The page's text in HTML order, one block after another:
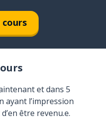
cours
et dans 5
ayant l’impression
être revenu.e.